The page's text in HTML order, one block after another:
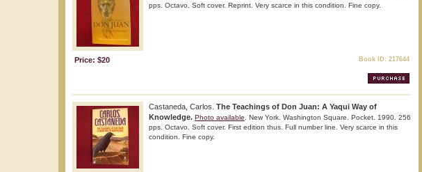
pps. Octavo. Soft cover. Reprint. Very scarce in this condition. Fine copy.
Price: $20 Book ID: 217644
Castaneda, Carlos. The Teachings of Don Juan: A Yaqui Way of
Knowledge. Photo available . New York. Washington Square. Pocket. 1990. 256
pps. Octavo. Soft cover. First edition thus. Full number line. Very scarce in this
condition. Fine copy.